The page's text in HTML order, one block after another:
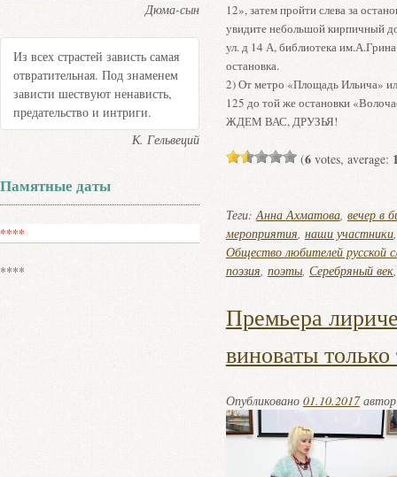
12», затем пройти слева за
увидите небольшой кирпичный
ул. д 14 А, библиотека
остановка.
2) От метро «Площадь Ильича»
125 до той же остановки
ЖДЕМ ВАС, ДРУЗЬЯ!
(6votes, average:
Теги:Анна Ахматова, вечер в
мероприятия, наши участники
Общество любителей русской
поэзия, поэты, Серебряный век
Премьера
виноваты
Опубликовано 01.10.2017
Дюма-сын
Из всех страстей зависть самая
отвратительная. Под знаменем
зависти шествуют ненависть,
предательство и интриги.
К. Гельвеций
Памятные даты
****
****